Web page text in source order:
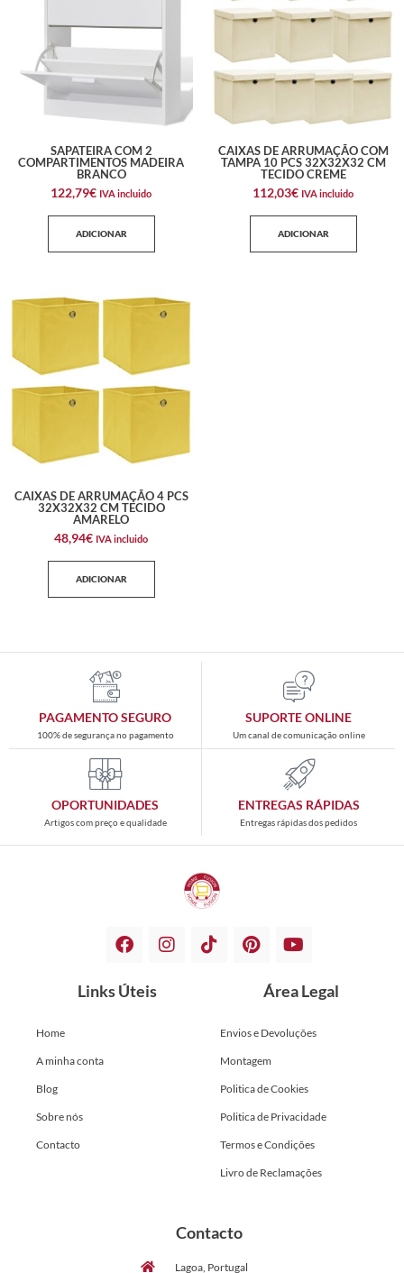
SAPATEIRA COM 2
COMPARTIMENTOS MADEIRA
BRANCO
122,79€ IVA incluido
ADICIONAR
CAIXAS DE ARRUMAÇÃO COM
TAMPA 10 PCS 32X32X32 CM
TECIDO CREME
112,03€ IVA incluido
ADICIONAR
CAIXAS DE ARRUMAÇÃO 4 PCS
32X32X32 CM TECIDO
AMARELO
48,94€ IVA incluido
ADICIONAR
PAGAMENTO SEGURO
100% de segurança no pagamento
SUPORTE ONLINE
Um canal de comunicação online
OPORTUNIDADES
Artigos com preço e qualidade
ENTREGAS RÁPIDAS
Entregas rápidas dos pedidos
Links Úteis
Home
A minha conta
Blog
Sobre nós
Contacto
Área Legal
Envios e Devoluções
Montagem
Politica de Cookies
Politica de Privacidade
Termos e Condições
Livro de Reclamações
Contacto
Lagoa, Portugal